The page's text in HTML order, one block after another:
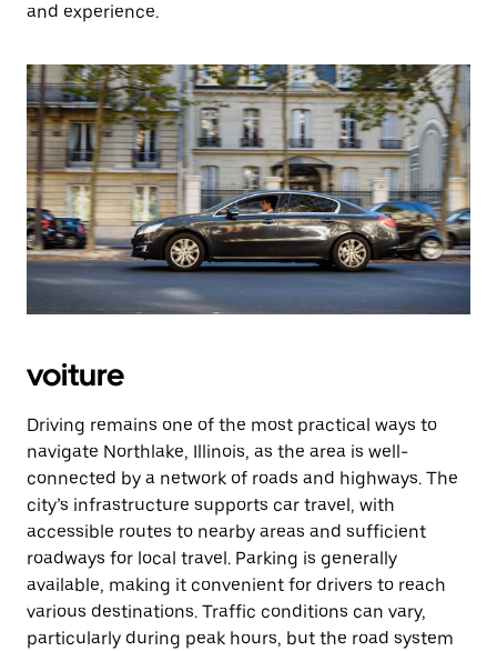
and experience.
voiture
Driving remains one of the most practical ways to
navigate Northlake, Illinois, as the area is well-
connected by a network of roads and highways. The
city’s infrastructure supports car travel, with
accessible routes to nearby areas and sufficient
roadways for local travel. Parking is generally
available, making it convenient for drivers to reach
various destinations. Traffic conditions can vary,
particularly during peak hours, but the road system